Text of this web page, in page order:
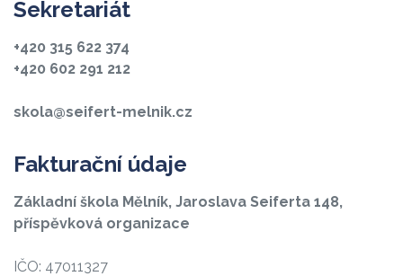
Sekretariát
+420 315 622 374
+420 602 291 212
skola@seifert-melnik.cz
Fakturační údaje
Základní škola Mělník, Jaroslava Seiferta 148,
příspěvková organizace
IČO: 47011327